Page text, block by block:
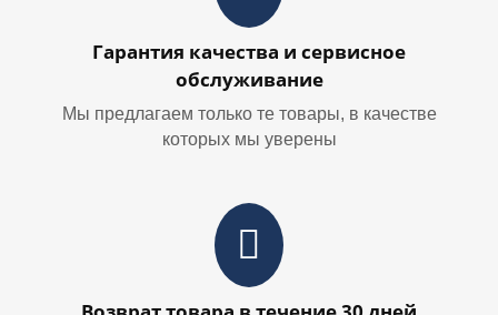
Гарантия качества и сервисное
обслуживание
Мы предлагаем только те товары, в качестве
которых мы уверены